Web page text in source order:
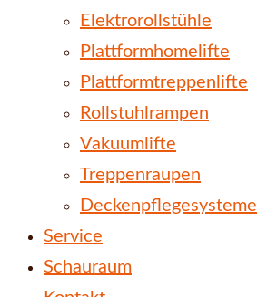
Elektrorollstühle
Plattformhomelifte
Plattformtreppenlifte
Rollstuhlrampen
Vakuumlifte
Treppenraupen
Deckenpflegesysteme
Service
Schauraum